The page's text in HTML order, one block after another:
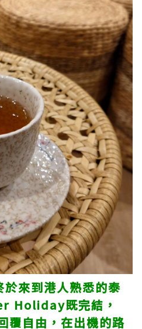
來到港人熟悉的泰
Holiday既完結，
自由，在出機的路